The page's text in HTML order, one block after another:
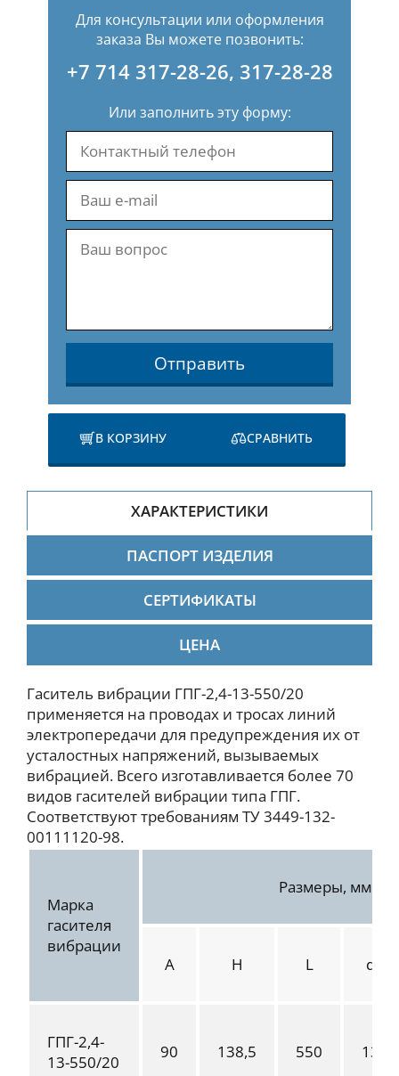
Для консультации или оформления
заказа Вы можете позвонить:
+7 714 317-28-26, 317-28-28
Или заполнить эту форму:
Отправить
В КОРЗИНУ СРАВНИТЬ
ХАРАКТЕРИСТИКИ
ПАСПОРТ ИЗДЕЛИЯ
СЕРТИФИКАТЫ
ЦЕНА
Гаситель вибрации ГПГ-2,4-13-550/20
применяется на проводах и тросах линий
электропередачи для предупреждения их от
усталостных напряжений, вызываемых
вибрацией. Всего изготавливается более 70
видов гасителей вибрации типа ГПГ.
Соответствуют требованиям ТУ 3449-132-
00111120-98.
Марка
гасителя
вибрации
Размеры, мм
A H L d
ГПГ-2,4-
13-550/20
90 138,5 550 13